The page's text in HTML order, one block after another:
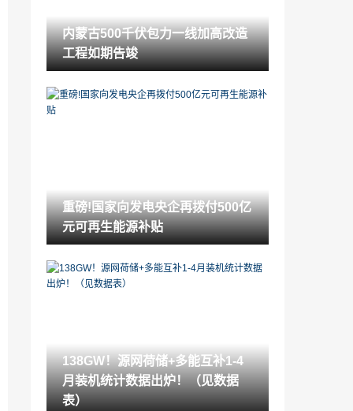
2022-05-12
总投资3.6万亿！883个项目！深圳市2022
年重大项目计划清单公布！
2022-05-12
标准化赋能数字电网高质量发展
2021年可再生能源电力总量消纳目标完成
2022-05-12
国家能源局公布一起安全生产监管典型执
法案例
内蒙古500千伏包力一线加高改造
工程如期告竣
重磅!国家向发电央企再拨付500亿
元可再生能源补贴
138GW！源网荷储+多能互补1-4
月装机统计数据出炉！（见数据
表）